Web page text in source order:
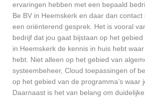
ervaringen hebben met een bepaald
Be BV in Heemskerk en daar dan
een oriënterend gesprek. Het is vooral
bedrijf dat jou gaat bijstaan op het
in Heemskerk de kennis in huis hebt
hebt. Niet alleen op het gebied van
systeembeheer, Cloud toepassingen of
op het gebied van de programma’s waar
Daarnaast is het van belang om